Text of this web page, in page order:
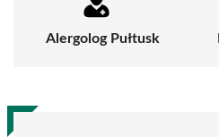
Alergolog Pułtusk